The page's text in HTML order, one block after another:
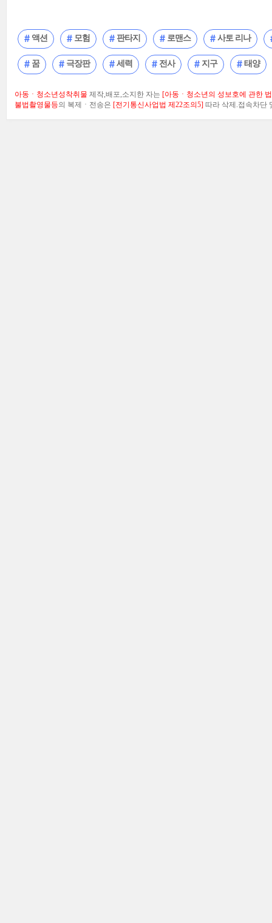
액션 모험 판타지 로맨스 사토 리나
꿈 극장판 세력 전사 지구 태양
아동ㆍ청소년성착취물 제작,배포,소지한 자는 [아동ㆍ청소년의 성보호에 관한
불법촬영물등의 복제ㆍ전송은 [전기통신사업법 제22조의5] 따라 삭제.접속차단